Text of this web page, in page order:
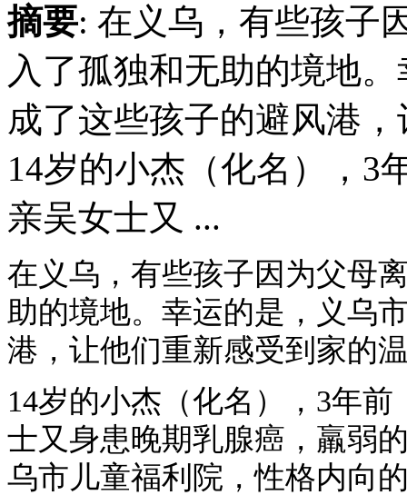
摘要: 在义乌，有些孩子
入了孤独和无助的境地
成了这些孩子的避风港
14岁的小杰（化名），3
亲吴女士又 ...
在义乌，有些孩子因为父母
助的境地。幸运的是，义乌
港，让他们重新感受到家的
14岁的小杰（化名），3年
士又身患晚期乳腺癌，羸弱
乌市儿童福利院，性格内向